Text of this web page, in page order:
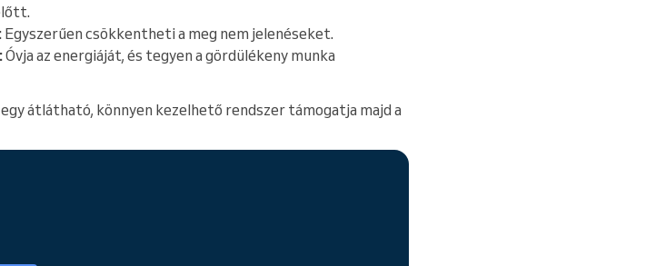
Egyszerűen csökkentheti a meg nem jelenéseket.
Óvja az energiáját, és tegyen a gördülékeny munka
átlátható, könnyen kezelhető rendszer támogatja majd a